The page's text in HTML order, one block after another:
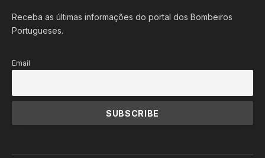
Receba as últimas informações do portal dos Bombeiros
Portugueses.
Email